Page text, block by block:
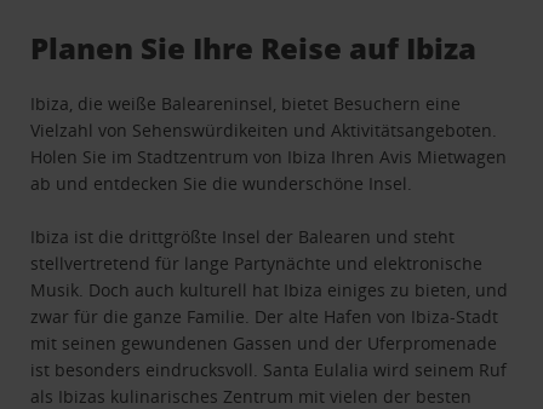
Planen Sie Ihre Reise auf Ibiza
Ibiza, die weiße Baleareninsel, bietet Besuchern eine
Vielzahl von Sehenswürdikeiten und Aktivitätsangeboten.
Holen Sie im Stadtzentrum von Ibiza Ihren Avis Mietwagen
ab und entdecken Sie die wunderschöne Insel.
Ibiza ist die drittgrößte Insel der Balearen und steht
stellvertretend für lange Partynächte und elektronische
Musik. Doch auch kulturell hat Ibiza einiges zu bieten, und
zwar für die ganze Familie. Der alte Hafen von Ibiza-Stadt
mit seinen gewundenen Gassen und der Uferpromenade
ist besonders eindrucksvoll. Santa Eulalia wird seinem Ruf
als Ibizas kulinarisches Zentrum mit vielen der besten